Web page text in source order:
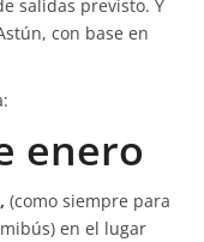
salidas previsto. Y
con base en
enero
(como siempre para
en el lugar